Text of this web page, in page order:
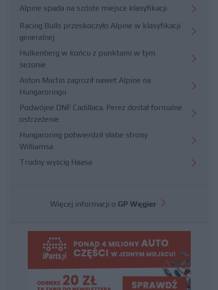
Alpine spada na szóste miejsce klasyfikacji
Racing Bulls przeskoczyło Alpine w klasyfikacji
generalnej
Hulkenberg w końcu z punktami w tym
sezonie
Aston Martin zagroził nawet Alpine na
Hungaroringu
Podwójne DNF Cadillaca. Perez dostał formalne
ostrzeżenie
Hungaroring potwierdził słabe strony
Williamsa
Trudny wyścig Haasa
Więcej informacji o GP Węgier